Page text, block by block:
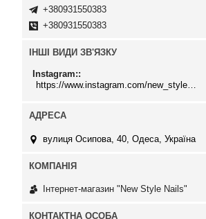
+380931550383
+380931550383
ІНШІ ВИДИ ЗВ'ЯЗКУ
Instagram:
https://www.instagram.com/new_stylenails_/
вулиця Осипова, 40, Одеса, Україна
Інтернет-магазин "New Style Nails"